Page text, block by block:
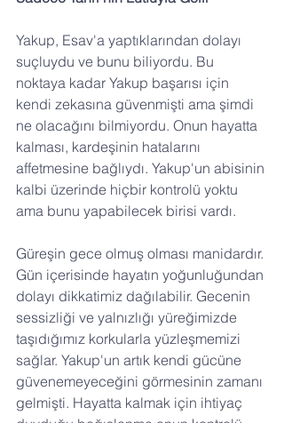
Yakup, Esav'a yaptıklarından dolayı
suçluydu ve bunu biliyordu. Bu
noktaya kadar Yakup başarısı için
kendi zekasına güvenmişti ama şimdi
ne olacağını bilmiyordu. Onun hayatta
kalması, kardeşinin hatalarını
affetmesine bağlıydı. Yakup'un abisinin
kalbi üzerinde hiçbir kontrolü yoktu
ama bunu yapabilecek birisi vardı.
Güreşin gece olmuş olması manidardır.
Gün içerisinde hayatın yoğunluğundan
dolayı dikkatimiz dağılabilir. Gecenin
sessizliği ve yalnızlığı yüreğimizde
taşıdığımız korkularla yüzleşmemizi
sağlar. Yakup'un artık kendi gücüne
güvenemeyeceğini görmesinin zamanı
gelmişti. Hayatta kalmak için ihtiyaç